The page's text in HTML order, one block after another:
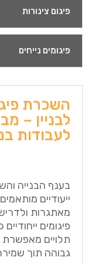
פיגום צינורות
פיגומים נייחים
השכרת
לבניין –
לעבודות
בענף הבנייה
ייעודיים
מאתגרות
פיגומים
תלויים מאפשרת
גבוהה תוך